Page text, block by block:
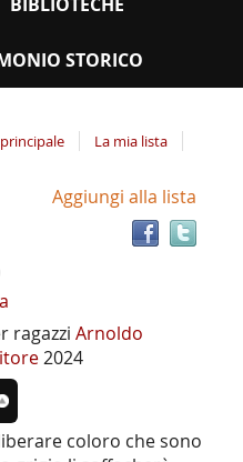
STORICO
La mia lista
Aggiungi alla lista
ragazzi Arnoldo
2024
coloro che sono